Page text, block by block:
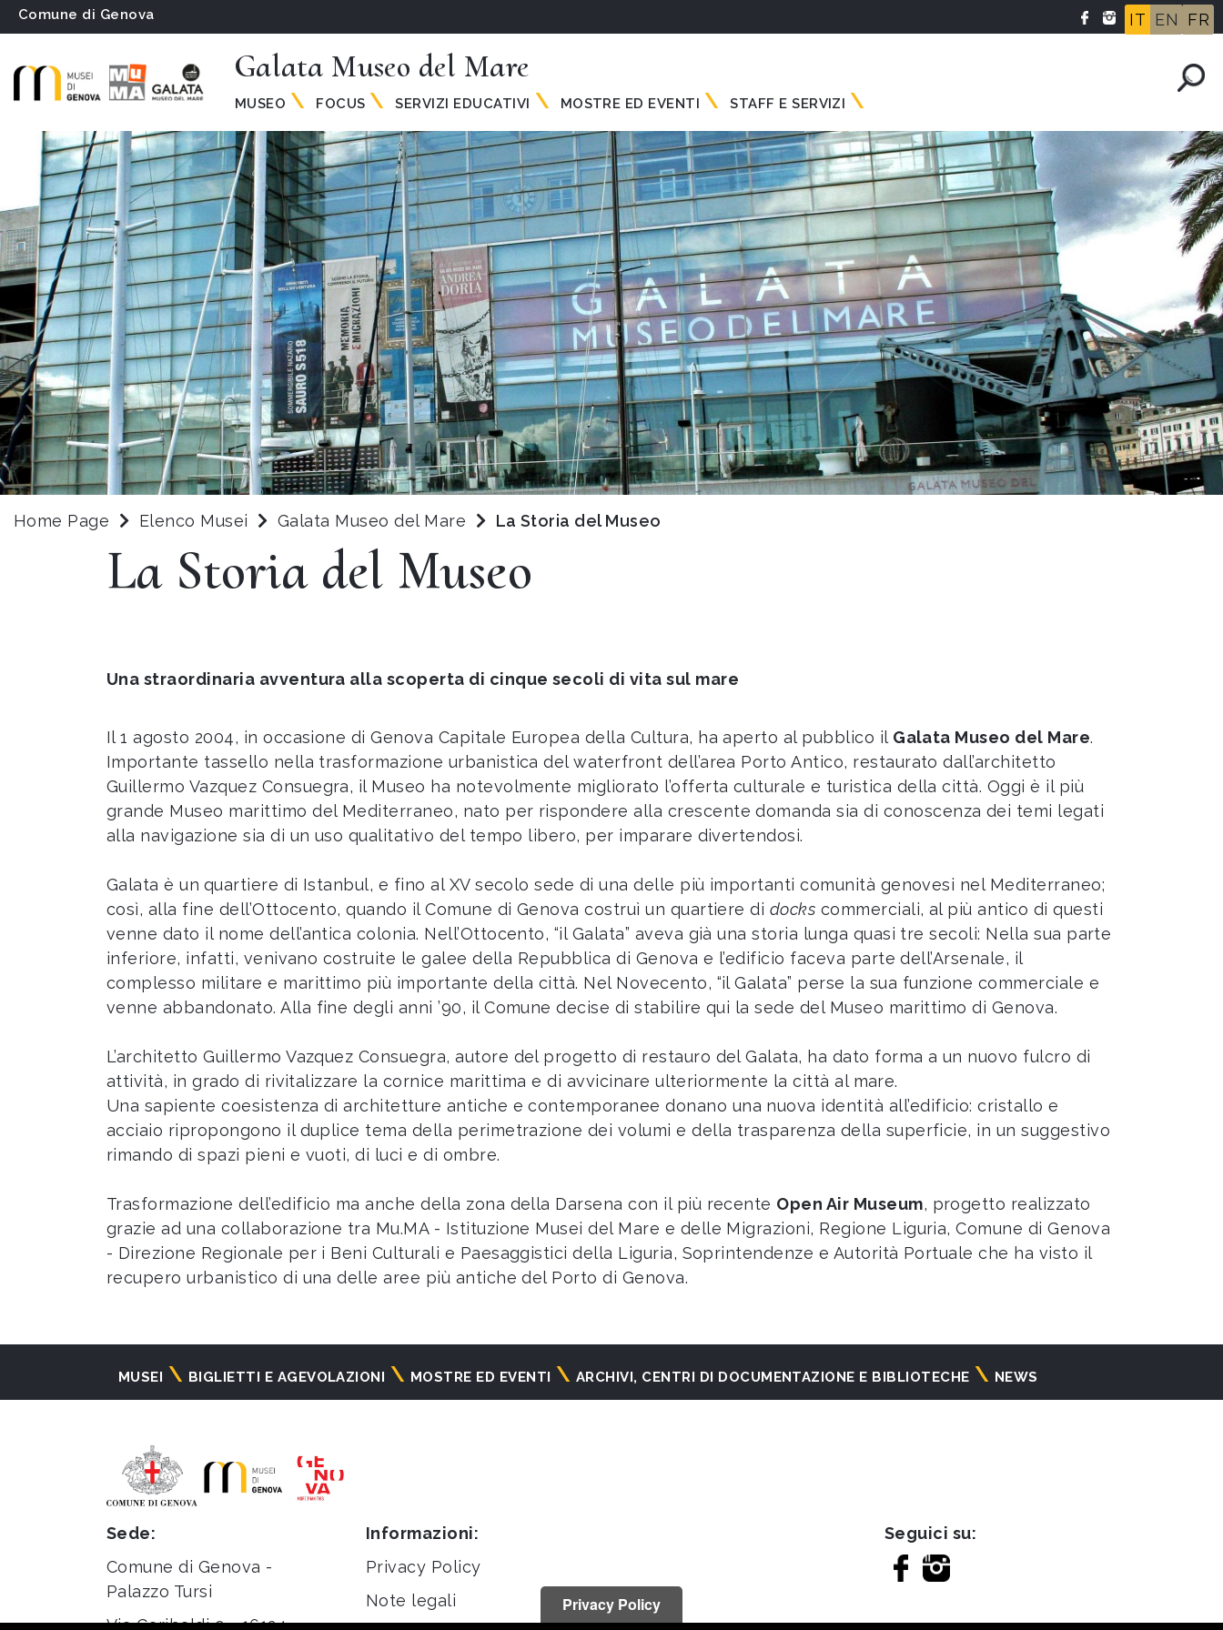
Comune di Genova IT EN FR
Galata Museo del Mare
MUSEO FOCUS SERVIZI EDUCATIVI MOSTRE ED EVENTI STAFF E SERVIZI
Home Page Elenco Musei Galata Museo del Mare La Storia del Museo
La Storia del Museo
Una straordinaria avventura alla scoperta di cinque secoli di vita sul mare
Il 1 agosto 2004, in occasione di Genova Capitale Europea della Cultura, ha aperto al pubblico il Galata Museo del Mare.
Importante tassello nella trasformazione urbanistica del waterfront dell’area Porto Antico, restaurato dall’architetto
Guillermo Vazquez Consuegra, il Museo ha notevolmente migliorato l’offerta culturale e turistica della città. Oggi è il più
grande Museo marittimo del Mediterraneo, nato per rispondere alla crescente domanda sia di conoscenza dei temi legati
alla navigazione sia di un uso qualitativo del tempo libero, per imparare divertendosi.
Galata è un quartiere di Istanbul, e fino al XV secolo sede di una delle più importanti comunità genovesi nel Mediterraneo;
così, alla fine dell’Ottocento, quando il Comune di Genova costruì un quartiere di docks commerciali, al più antico di questi
venne dato il nome dell’antica colonia. Nell’Ottocento, “il Galata” aveva già una storia lunga quasi tre secoli: Nella sua parte
inferiore, infatti, venivano costruite le galee della Repubblica di Genova e l’edificio faceva parte dell’Arsenale, il
complesso militare e marittimo più importante della città. Nel Novecento, “il Galata” perse la sua funzione commerciale e
venne abbandonato. Alla fine degli anni ’90, il Comune decise di stabilire qui la sede del Museo marittimo di Genova.
L’architetto Guillermo Vazquez Consuegra, autore del progetto di restauro del Galata, ha dato forma a un nuovo fulcro di
attività, in grado di rivitalizzare la cornice marittima e di avvicinare ulteriormente la città al mare.
Una sapiente coesistenza di architetture antiche e contemporanee donano una nuova identità all’edificio: cristallo e
acciaio ripropongono il duplice tema della perimetrazione dei volumi e della trasparenza della superficie, in un suggestivo
rimando di spazi pieni e vuoti, di luci e di ombre.
Trasformazione dell’edificio ma anche della zona della Darsena con il più recente Open Air Museum, progetto realizzato
grazie ad una collaborazione tra Mu.MA - Istituzione Musei del Mare e delle Migrazioni, Regione Liguria, Comune di Genova
- Direzione Regionale per i Beni Culturali e Paesaggistici della Liguria, Soprintendenze e Autorità Portuale che ha visto il
recupero urbanistico di una delle aree più antiche del Porto di Genova.
Navigazione
MUSEI BIGLIETTI E AGEVOLAZIONI MOSTRE ED EVENTI ARCHIVI, CENTRI DI DOCUMENTAZIONE E BIBLIOTECHE NEWS
Sede:
Comune di Genova -
Palazzo Tursi
Via Garibaldi 9 - 16124
Informazioni:
Privacy Policy
Note legali
Seguici su:
Privacy Policy